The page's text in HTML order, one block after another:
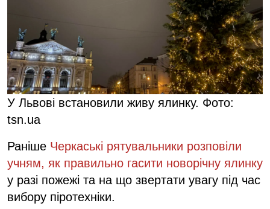
У Львові встановили живу ялинку. Фото:
tsn.ua
Раніше Черкаські рятувальники розповіли
учням, як правильно гасити новорічну ялинку
у разі пожежі та на що звертати увагу під час
вибору піротехніки.